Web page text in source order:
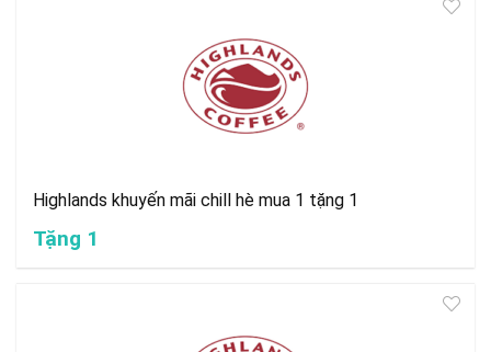
Highlands khuyến mãi chill hè mua 1 tặng 1
Tặng 1